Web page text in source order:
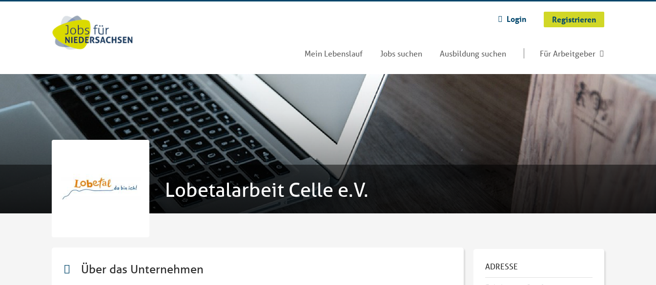
Login Registrieren
Mein Lebenslauf Jobs suchen Ausbildung suchen Für Arbeitgeber
Lobetalarbeit Celle e.V.
Über das Unternehmen ADRESSE